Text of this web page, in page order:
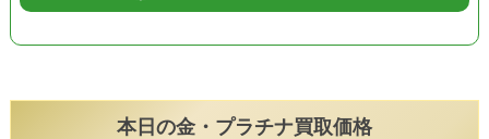
本日の金・プラチナ買取価格